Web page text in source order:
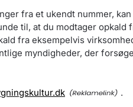
fra et ukendt nummer,
til, at du modtager opkald
fra eksempelvis
myndigheder, der
.